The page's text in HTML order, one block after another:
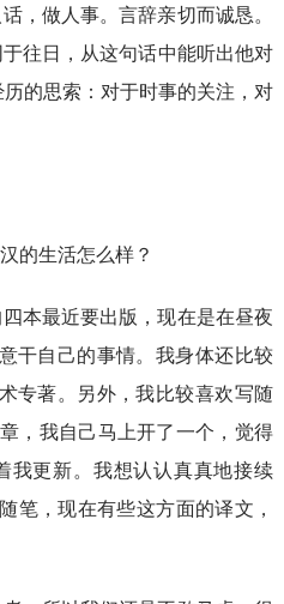
，做人事。言辞亲切而诚恳。
往日，从这句话中能听出他对
的思索：对于时事的关注，对
的生活怎么样？
本最近要出版，现在是在昼夜
干自己的事情。我身体还比较
专著。另外，我比较喜欢写随
，我自己马上开了一个，觉得
我更新。我想认认真真地接续
笔，现在有些这方面的译文，